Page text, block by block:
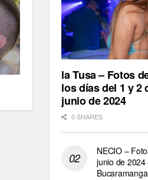
la Tusa – Fotos
los días del 1 y 2
junio de 2024
0 SHARES
NECIO –
junio de 2024